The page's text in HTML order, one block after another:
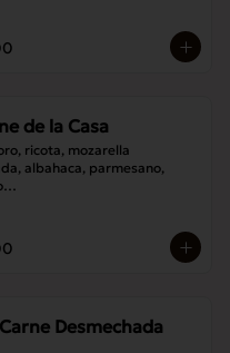
de la Casa
ricota, mozarella
albahaca, parmesano,
asados,
asadas.
Desmechada